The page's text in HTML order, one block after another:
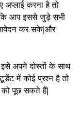
करना है तो
कि आप इससे जुड़े सभी
कर सके|और
अपने दोस्तों के साथ
में कोई प्रश्न है तो
को पूछ सकते हैं|